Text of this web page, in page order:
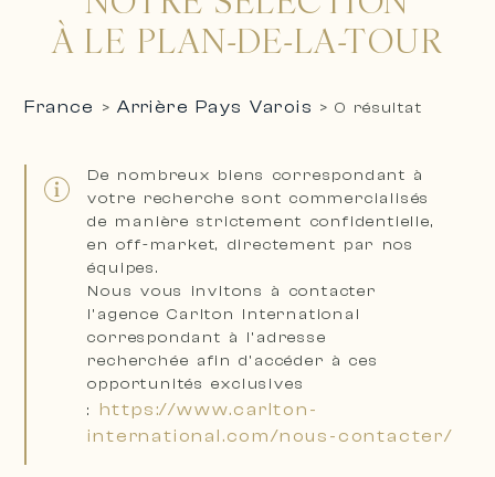
À LE PLAN-DE-LA-TOUR
France >Arrière Pays Varois >0 résultat
De nombreux biens correspondant à
votre recherche sont commercialisés
de manière strictement confidentielle,
en off-market, directement par nos
équipes.
Nous vous invitons à contacter
l’agence Carlton International
correspondant à l’adresse
recherchée afin d’accéder à ces
opportunités exclusives
: https://www.carlton-
international.com/nous-contacter/